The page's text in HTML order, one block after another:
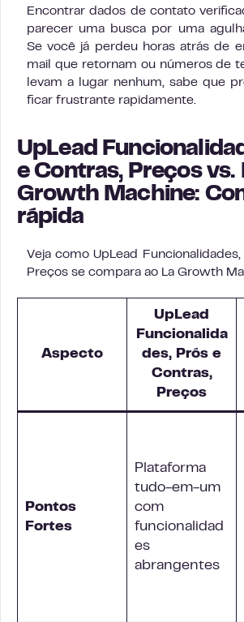
Encontrar dados de contato
parecer uma busca por uma
Se você já perdeu horas atrás de
mail que retornam ou números de
levam a lugar nenhum, sabe que
ficar frustrante rapidamente.
UpLead
e Contras, Preços vs.
Growth Machine:
rápida
Veja como UpLead
Preços se compara ao La Growth
Aspecto
UpLead
Funcionalida
des, Prós e
Contras,
Preços
Pontos
Fortes
Plataforma
tudo-em-um
com
funcionalidad
es
abrangentes